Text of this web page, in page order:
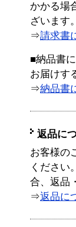
かかる場
ざいます。
⇒請求書
■納品書
お届けす
⇒納品書
返品に
お客様の
ください
合、返品
⇒返品に